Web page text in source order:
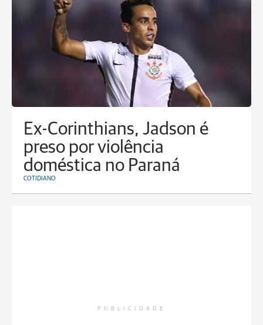
Ex-Corinthians, Jadson é
preso por violência
doméstica no Paraná
COTIDIANO
PUBLICIDADE